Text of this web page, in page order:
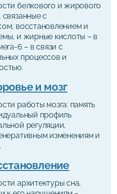
белкового и жирового
с
восстановлением и
и жирные кислоты – в
6 – в связи с
процессов и
и мозг
работы мозга: память
профиль
регуляции,
изменениям и
архитектуры сна,